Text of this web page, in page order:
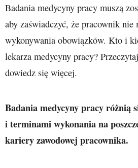
Badania medycyny pracy muszą
aby zaświadczyć, że pracownik nie
wykonywania obowiązków. Kto i
lekarza medycyny pracy?
dowiedz się więcej.
Badania medycyny pracy różnią
i terminami wykonania na
kariery zawodowej pracownika.